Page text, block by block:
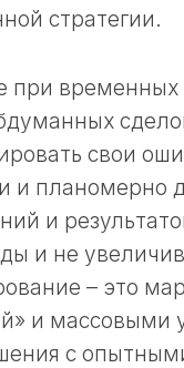
стратегии.
при
свои
и планомерно
и
и не
– это
и массовыми
с